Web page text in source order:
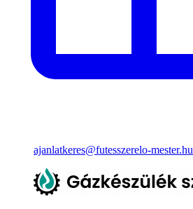
ajanlatkeres@futesszerelo-mester.hu